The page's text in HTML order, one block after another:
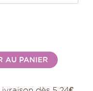
AU PANIER